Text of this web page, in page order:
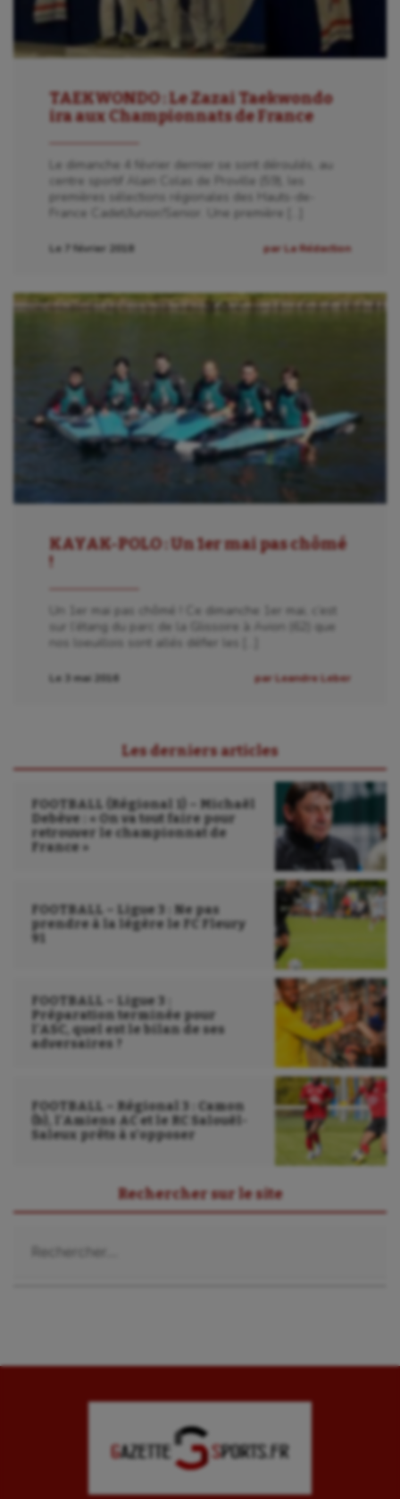
TAEKWONDO : Le Zazai Taekwondo
ira aux Championnats de France
Le dimanche 4 février dernier se sont déroulés, au
centre sportif Alain Colas de Proville (59), les
premières sélections régionales des Hauts-de-
France Cadet/Junior/Senior. Une première […]
Le 7 février 2018 par La Rédaction
KAYAK-POLO : Un 1er mai pas chômé
!
Un 1er mai pas chômé ! Ce dimanche 1er mai, c’est
sur l’étang du parc de la Glissoire à Avion (62) que
nos loeuillois sont allés défier les […]
Le 3 mai 2016 par Leandre Leber
Les derniers articles
FOOTBALL (Régional 1) – Michaël
Debève : « On va tout faire pour
retrouver le championnat de
France »
FOOTBALL – Ligue 3 : Ne pas
prendre à la légère le FC Fleury
91
FOOTBALL – Ligue 3 :
Préparation terminée pour
l’ASC, quel est le bilan de ses
adversaires ?
FOOTBALL – Régional 3 : Camon
(b), l’Amiens AC et le RC Salouël-
Saleux prêts à s’opposer
Rechercher sur le site